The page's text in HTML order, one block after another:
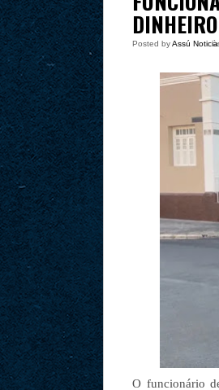
Posted byAssú
O funcionário